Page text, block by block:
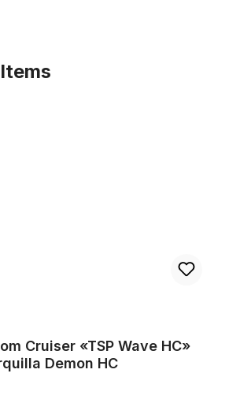
Cruiser «TSP Wave HC»
Demon HC